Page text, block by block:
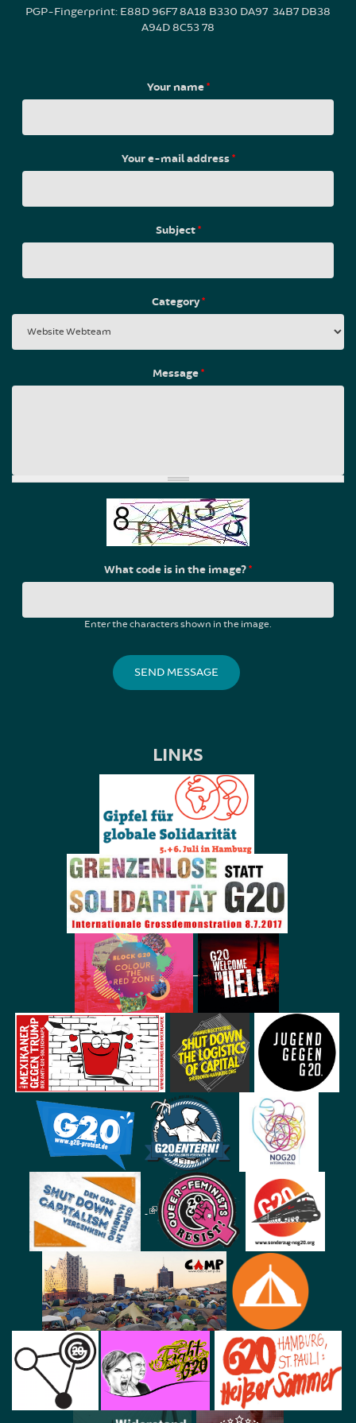
PGP-Fingerprint: E88D 96F7 8A18 B330 DA97 34B7 DB38
A94D 8C53 78
Your name*
Your e-mail address*
Subject*
Category*
Message*
What code is in the image?*
Enter the characters shown in the image.
LINKS